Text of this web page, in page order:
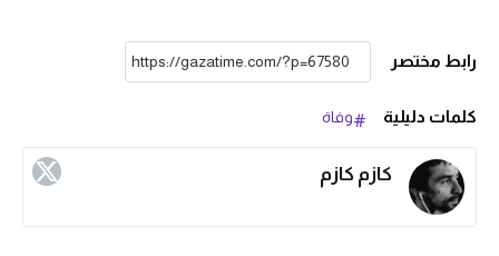
رابط مختصر
كلمات دليلية وفاة
كازم كازم